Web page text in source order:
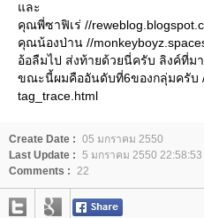
ละ
คุณพี่ซาฟิเร่ //
คุณน้องป่าน //
อ้อลืมไป ส่งท้ายด้วยนี่ครับ ลิงค์ที่ม
ขณะนี้ผมคืออันดับที่6ของกลุ่มครับ
tag_trace.html
Create Date : 05 มกราคม 2550
Last Update : 5 มกราคม 2550 22:58:53
Comments : 22